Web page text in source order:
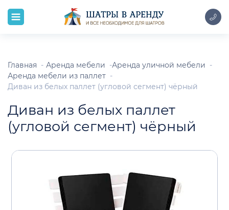
Главная Аренда мебели
Аренда уличной мебели
Аренда мебели из паллет
Диван из белых паллет (угловой сегмент) чёрный
Диван из белых паллет
(угловой сегмент) чёрный